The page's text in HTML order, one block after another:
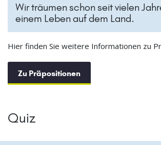
Wir träumen schon seit vielen
einem Leben auf dem Land.
Hier finden Sie weitere Informationen zu
Zu Präpositionen
Quiz